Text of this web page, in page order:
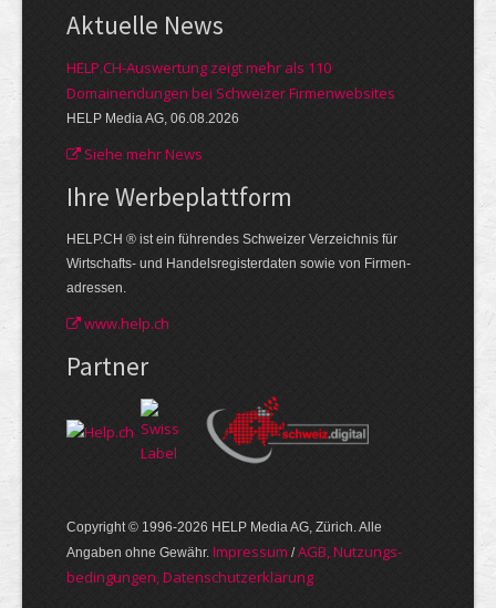
Aktuelle News
HELP.CH-Auswertung zeigt mehr als 110
Domainendungen bei Schweizer Firmenwebsites
HELP Media AG, 06.08.2026
Siehe mehr News
Ihre Werbe­plattform
HELP.CH ® ist ein führendes Schweizer Verzeichnis für
Wirtschafts- und Handelsregisterdaten sowie von Firmen­
adressen.
www.help.ch
Partner
Copyright © 1996-2026 HELP Media AG, Zürich. Alle
Angaben ohne Gewähr. Im­pres­sum /AGB, Nut­zungs­
bedin­gungen, Daten­schutz­er­klärung